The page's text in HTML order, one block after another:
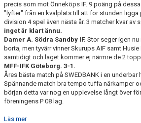
SHOP
HITTA HIT
precis som mot Önneköps IF. 9 poäng på
"lyfter" från en kvalplats till att för stunden ligga
division 4 spel även nästa år. 3 matcher kvar av
inget är klart ännu.
Damer A. Södra Sandby IF. Stor seger igen
borta, men tyvärr vinner Skurups AIF samt
samtidigt och laget kommer ej närmre de 2
MFF-IFK Göteborg. 3-1.
Åres bästa match på SWEDBANK i en
Spännande match bra tempo tuffa närkamper
början detta var nog en upplevelse långt över
föreningens P 08 lag.
Läs mer